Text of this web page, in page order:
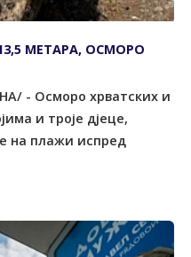
МЕТАРА, ОСМОРО
- Осморо хрватских и
и троје дјеце,
на плажи испред